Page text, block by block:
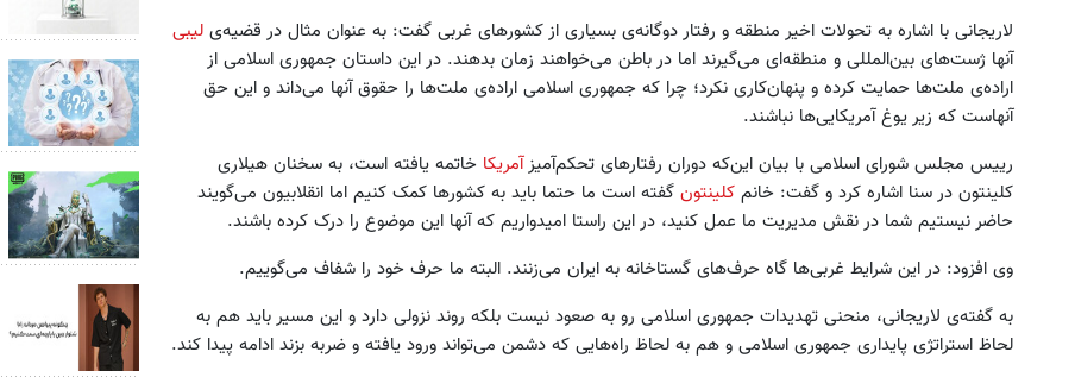
لاریجانی با اشاره به تحولات اخیر منطقه و رفتار دوگانه‌ی بسیاری از کشورهای غربی گفت: به عنوان مثال در قضیه‌ی لیبی
آنها ژست‌های بین‌المللی و منطقه‌ای می‌گیرند اما در باطن می‌خواهند زمان بدهند. در این داستان جمهوری اسلامی از
اراده‌ی ملت‌ها حمایت کرده و پنهان‌کاری نکرد؛ چرا که جمهوری اسلامی اراده‌ی ملت‌ها را حقوق آنها می‌داند و این حق
آنهاست که زیر یوغ آمریکایی‌ها نباشند.
رییس مجلس شورای اسلامی با بیان این‌که دوران رفتارهای تحکم‌آمیزآمریکا خاتمه یافته است، به سخنان هیلاری
کلینتون در سنا اشاره کرد و گفت: خانم کلینتون گفته است ما حتما باید به کشورها کمک کنیم اما انقلابیون می‌گویند
حاضر نیستیم شما در نقش مدیریت ما عمل کنید، در این راستا امیدواریم که آنها این موضوع را درک کرده باشند.
وی افزود: در این شرایط غربی‌ها گاه حرف‌های گستاخانه به ایران می‌زنند. البته ما حرف خود را شفاف می‌گوییم.
به گفته‌ی لاریجانی، منحنی تهدیدات جمهوری اسلامی رو به صعود نیست بلکه روند نزولی دارد و این مسیر باید هم به
لحاظ استراتژی پایداری جمهوری اسلامی و هم به لحاظ راه‌هایی که دشمن می‌تواند ورود یافته و ضربه بزند ادامه پیدا کند.